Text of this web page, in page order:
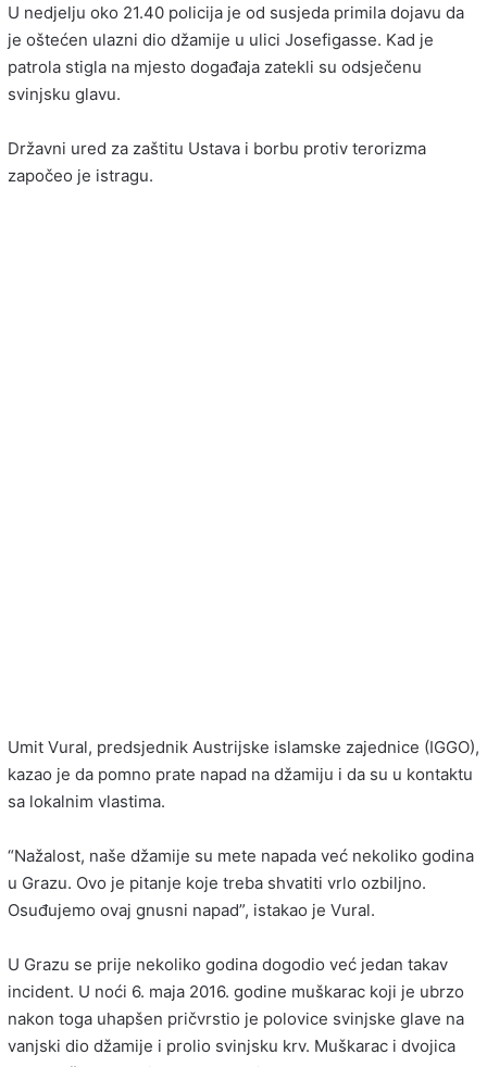
U nedjelju oko 21.40 policija je od susjeda primila dojavu da
je oštećen ulazni dio džamije u ulici Josefigasse. Kad je
patrola stigla na mjesto događaja zatekli su odsječenu
svinjsku glavu.
Državni ured za zaštitu Ustava i borbu protiv terorizma
započeo je istragu.
Umit Vural, predsjednik Austrijske islamske zajednice (IGGO),
kazao je da pomno prate napad na džamiju i da su u kontaktu
sa lokalnim vlastima.
“Nažalost, naše džamije su mete napada već nekoliko godina
u Grazu. Ovo je pitanje koje treba shvatiti vrlo ozbiljno.
Osuđujemo ovaj gnusni napad”, istakao je Vural.
U Grazu se prije nekoliko godina dogodio već jedan takav
incident. U noći 6. maja 2016. godine muškarac koji je ubrzo
nakon toga uhapšen pričvrstio je polovice svinjske glave na
vanjski dio džamije i prolio svinjsku krv. Muškarac i dvojica